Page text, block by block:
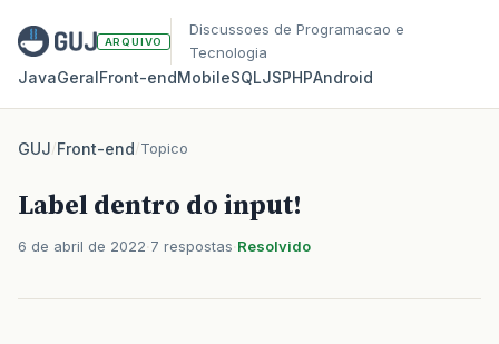
ARQUIVO
Discussoes de Programacao e
Tecnologia
JavaGeralFront‑endMobileSQLJSPHPAndroid
GUJ/Front-end/Topico
Label dentro do input!
6 de abril de 2022 7 respostas Resolvido